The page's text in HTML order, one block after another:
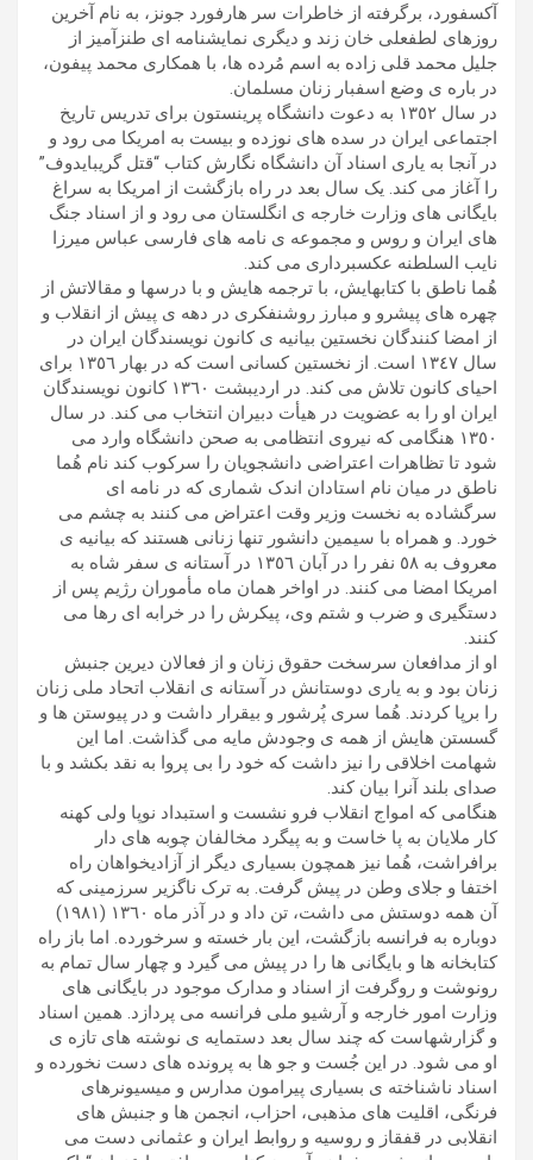
آکسفورد، برگرفته از خاطرات سر هارفورد جونز، به نام آخرین
روزهای لطفعلی خان زند و دیگری نمایشنامه ای طنزآمیز از
جلیل محمد قلی زاده به اسم مُرده ها، با همکاری محمد پیفون،
در باره ی وضع اسفبار زنان مسلمان.
در سال ١٣٥٢ به دعوت دانشگاه پرینستون برای تدریس تاریخ
اجتماعی ایران در سده های نوزده و بیست به امریکا می رود و
در آنجا به یاری اسناد آن دانشگاه نگارش کتاب “قتل گریبایدوف”
را آغاز می کند. یک سال بعد در راه بازگشت از امریکا به سراغ
بایگانی های وزارت خارجه ی انگلستان می رود و از اسناد جنگ
های ایران و روس و مجموعه ی نامه های فارسی عباس میرزا
نایب السلطنه عکسبرداری می کند.
هُما ناطق با کتابهایش، با ترجمه هایش و با درسها و مقالاتش از
چهره های پیشرو و مبارز روشنفکری در دهه ی پیش از انقلاب و
از امضا کنندگان نخستین بیانیه ی کانون نویسندگان ایران در
سال ١٣٤٧ است. از نخستین کسانی است که در بهار ١٣٥٦ برای
احیای کانون تلاش می کند. در اردیبشت ١٣٦٠ کانون نویسندگان
ایران او را به عضویت در هیأت دبیران انتخاب می کند. در سال
١٣٥۰ هنگامی که نیروی انتظامی به صحن دانشگاه وارد می
شود تا تظاهرات اعتراضی دانشجویان را سرکوب کند نام هُما
ناطق در میان نام استادان اندک شماری که در نامه ای
سرگشاده به نخست وزیر وقت اعتراض می کنند به چشم می
خورد. و همراه با سیمین دانشور تنها زنانی هستند که بیانیه ی
معروف به ٥٨ نفر را در آبان ١٣٥٦ در آستانه ی سفر شاه به
امریکا امضا می کنند. در اواخر همان ماه مأموران رژیم پس از
دستگیری و ضرب و شتم وی، پیکرش را در خرابه ای رها می
کنند.
او از مدافعان سرسخت حقوق زنان و از فعالان دیرین جنبش
زنان بود و به یاری دوستانش در آستانه ی انقلاب اتحاد ملی زنان
را برپا کردند. هُما سری پُرشور و بیقرار داشت و در پیوستن ها و
گسستن هایش از همه ی وجودش مایه می گذاشت. اما این
شهامت اخلاقی را نیز داشت که خود را بی پروا به نقد بکشد و با
صدای بلند آنرا بیان کند.
هنگامی که امواج انقلاب فرو نشست و استبداد نوپا ولی کهنه
کار ملایان به پا خاست و به پیگرد مخالفان چوبه های دار
برافراشت، هُما نیز همچون بسیاری دیگر از آزادیخواهان راه
اختفا و جلای وطن در پیش گرفت. به ترک ناگزیر سرزمینی که
آن همه دوستش می داشت، تن داد و در آذر ماه ١٣٦٠ (١٩٨١)
دوباره به فرانسه بازگشت، این بار خسته و سرخورده. اما باز راه
کتابخانه ها و بایگانی ها را در پیش می گیرد و چهار سال تمام به
رونوشت و روگرفت از اسناد و مدارک موجود در بایگانی های
وزارت امور خارجه و آرشیو ملی فرانسه می پردازد. همین اسناد
و گزارشهاست که چند سال بعد دستمایه ی نوشته های تازه ی
او می شود. در این جُست و جو ها به پرونده های دست نخورده و
اسناد ناشناخته ی بسیاری پیرامون مدارس و میسیونرهای
فرنگی، اقلیت های مذهبی، احزاب، انجمن ها و جنبش های
انقلابی در قفقاز و روسیه و روابط ایران و عثمانی دست می